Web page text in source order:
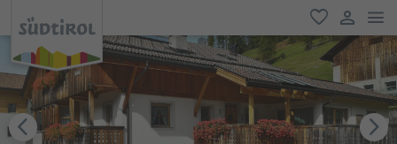
favorit
user link